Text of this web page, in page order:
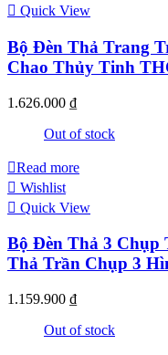
Quick View
Bộ Đèn Thả Trang
Chao Thủy Tinh
1.626.000 ₫
Out of stock
Read more
Wishlist
Quick View
Bộ Đèn Thả 3 Chụp
Thả Trần Chụp 3
1.159.900 ₫
Out of stock